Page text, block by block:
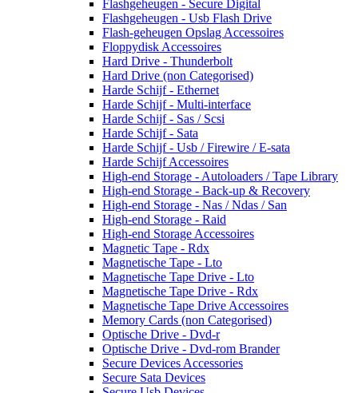
Flashgeheugen - Secure Digital
Flashgeheugen - Usb Flash Drive
Flash-geheugen Opslag Accessoires
Floppydisk Accessoires
Hard Drive - Thunderbolt
Hard Drive (non Categorised)
Harde Schijf - Ethernet
Harde Schijf - Multi-interface
Harde Schijf - Sas / Scsi
Harde Schijf - Sata
Harde Schijf - Usb / Firewire / E-sata
Harde Schijf Accessoires
High-end Storage - Autoloaders / Tape Library
High-end Storage - Back-up & Recovery
High-end Storage - Nas / Ndas / San
High-end Storage - Raid
High-end Storage Accessoires
Magnetic Tape - Rdx
Magnetische Tape - Lto
Magnetische Tape Drive - Lto
Magnetische Tape Drive - Rdx
Magnetische Tape Drive Accessoires
Memory Cards (non Categorised)
Optische Drive - Dvd-r
Optische Drive - Dvd-rom Brander
Secure Devices Accessories
Secure Sata Devices